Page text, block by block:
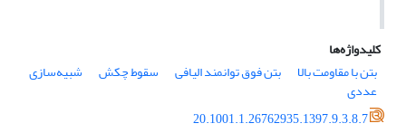
کلیدواژه‌ها
بتن با مقاومت بالا
بتن فوق توانمند الیافی سقوط چکش شبیه‌سازی
عددی
20.1001.1.26762935.1397.9.3.8.7